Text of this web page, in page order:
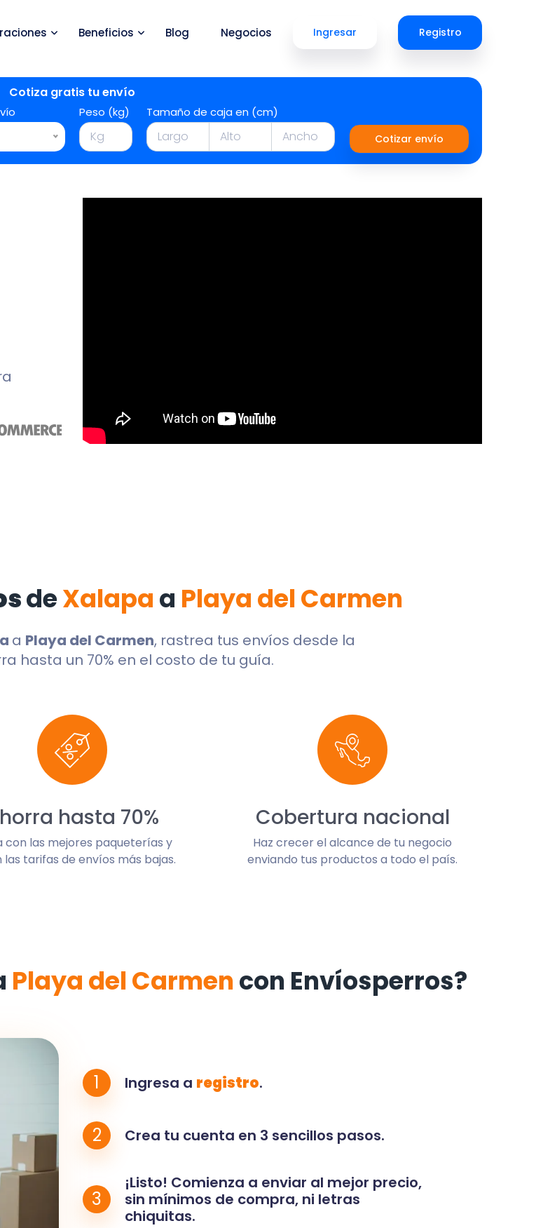
Beneficios Blog Negocios Ingresar Registro
Cotiza gratis tu envío
Peso (kg) Tamaño de caja en (cm)
Cotizar envío
deXalapa a Playa del Carmen
a Playa del Carmen, rastrea tus envíos desde la
hasta un 70% en el costo de tu guía.
hasta 70%
con las mejores paqueterías y
tarifas de envíos más bajas.
Cobertura nacional
Haz crecer el alcance de tu negocio
enviando tus productos a todo el país.
Playa del Carmen con Envíosperros?
1 Ingresa a registro.
2 Crea tu cuenta en 3 sencillos pasos.
3
¡Listo! Comienza a enviar al mejor precio,
sin mínimos de compra, ni letras
chiquitas.